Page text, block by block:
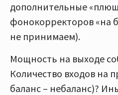
дополнительные
фонокорректоров «на
не принимаем).
Мощность на выходе
Количество входов на
баланс – небаланс)?